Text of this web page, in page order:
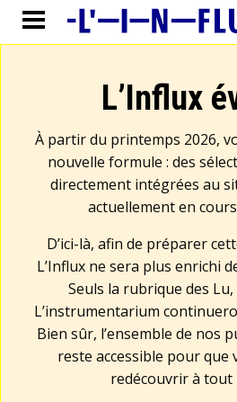
L’Influx
À partir du printemps 2026,
nouvelle formule : des
directement intégrées au
actuellement en
D’ici-là, afin de préparer
L’Influx ne sera plus enrichi
Seuls la rubrique des
L’instrumentarium
Bien sûr, l’ensemble de nos
reste accessible pour que
redécouvrir à tout